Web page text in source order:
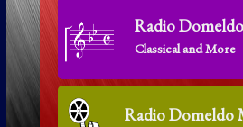
Radio
Classical and More
Radio Domeldo